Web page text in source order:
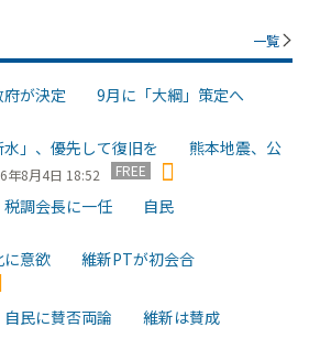
一覧
府が決定 9月に「大綱」策定へ
水」、優先して復旧を 熊本地震、公
年8月4日 18:52 FREE
税調会長に一任 自民
に意欲 維新PTが初会合
自民に賛否両論 維新は賛成